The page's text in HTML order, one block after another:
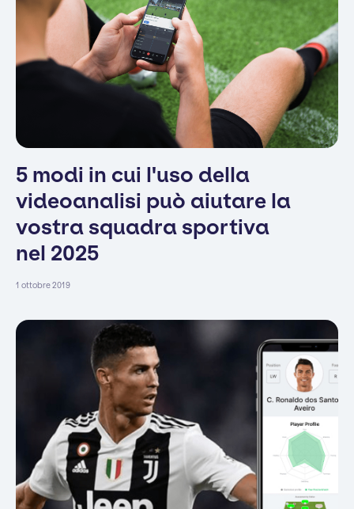
5 modi in cui l'uso della
videoanalisi può aiutare la
vostra squadra sportiva
nel 2025
1 ottobre 2019